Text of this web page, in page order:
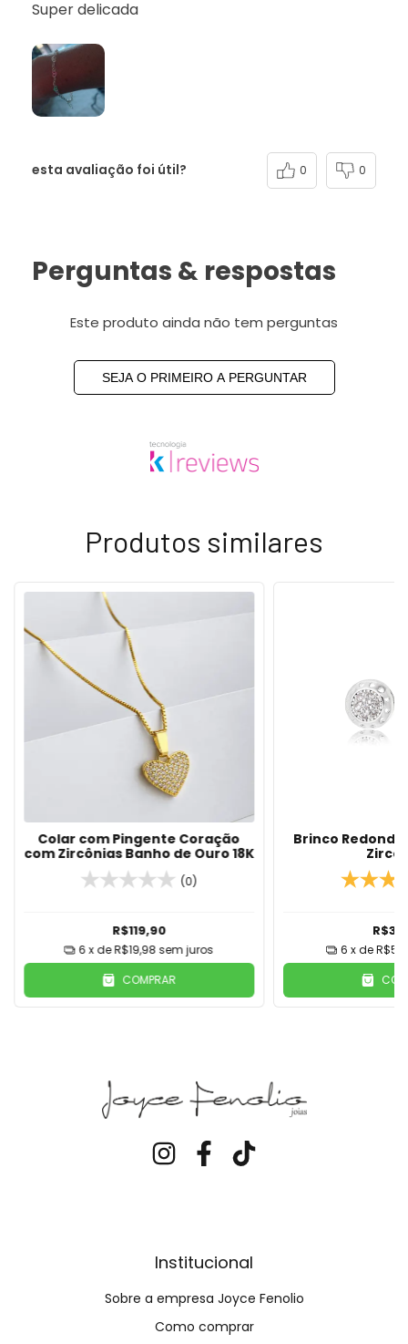
Super delicada
esta avaliação foi útil? 0 0
Perguntas & respostas
Este produto ainda não tem perguntas
SEJA O PRIMEIRO A PERGUNTAR
Produtos similares
Colar com Pingente Coração
com Zircônias Banho de Ouro 18K
(0)
R$119,90
6 x deR$19,98 sem juros
COMPRAR
Brinco
6 x de
Institucional
Sobre a empresa Joyce Fenolio
Como comprar